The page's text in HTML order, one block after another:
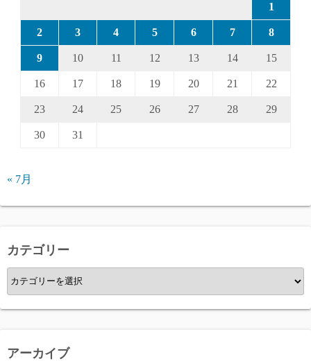
1
2 3 4 5 6 7 8
9 10 11 12 13 14 15
16 17 18 19 20 21 22
23 24 25 26 27 28 29
30 31
« 7月
カテゴリー
カ
テ
ゴ
ー
アーカイブ